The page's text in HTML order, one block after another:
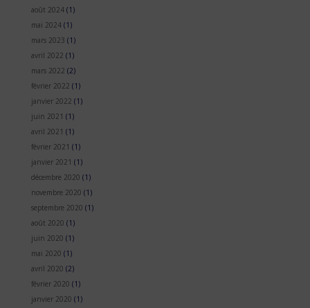
août 2024(1)
mai 2024(1)
mars 2023 (1)
avril 2022 (1)
mars 2022 (2)
février 2022 (1)
janvier 2022 (1)
juin 2021 (1)
avril 2021 (1)
février 2021 (1)
janvier 2021 (1)
décembre 2020 (1)
novembre 2020 (1)
septembre 2020 (1)
août 2020 (1)
juin 2020 (1)
mai 2020 (1)
avril 2020 (2)
février 2020 (1)
janvier 2020 (1)